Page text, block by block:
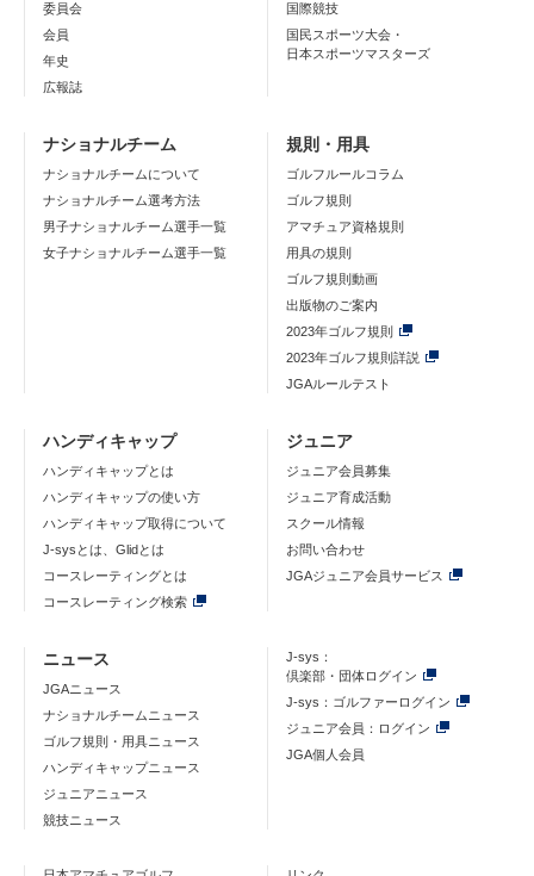
委員会
会員
年史
広報誌
国際競技
国民スポーツ大会・
日本スポーツマスターズ
ナショナルチーム
ナショナルチームについて
ナショナルチーム選考方法
男子ナショナルチーム選手一覧
女子ナショナルチーム選手一覧
規則・用具
ゴルフルールコラム
ゴルフ規則
アマチュア資格規則
用具の規則
ゴルフ規則動画
出版物のご案内
2023年ゴルフ規則
2023年ゴルフ規則詳説
JGAルールテスト
ハンディキャップ
ハンディキャップとは
ハンディキャップの使い方
ハンディキャップ取得について
J-sysとは、Glidとは
コースレーティングとは
コースレーティング検索
ジュニア
ジュニア会員募集
ジュニア育成活動
スクール情報
お問い合わせ
JGAジュニア会員サービス
ニュース
JGAニュース
ナショナルチームニュース
ゴルフ規則・用具ニュース
ハンディキャップニュース
ジュニアニュース
競技ニュース
J-sys：
倶楽部・団体ログイン
J-sys：ゴルファーログイン
ジュニア会員：ログイン
JGA個人会員